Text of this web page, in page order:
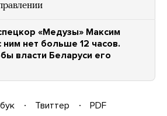
«Медузы» Максим
ним нет больше 12 часов.
власти Беларуси его
Твиттер
PDF